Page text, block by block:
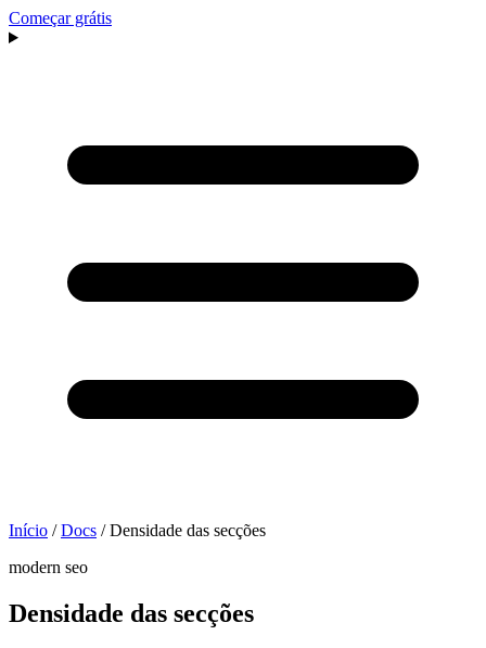
Começar grátis
Início / Docs / Densidade das secções
modern seo
Densidade das secções